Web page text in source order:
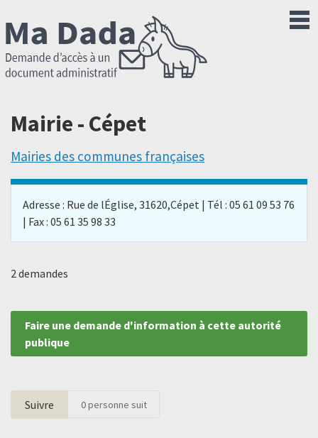
Mairie - Cépet
Mairies des communes françaises
Adresse : Rue de lÉglise, 31620,Cépet | Tél : 05 61 09 53 76
| Fax : 05 61 35 98 33
2 demandes
Faire une demande d'information à cette autorité
publique
Suivre 0personne suit